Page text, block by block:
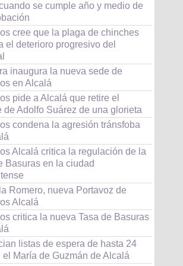
se cumple año y medio de
cree que la plaga de chinches
el deterioro progresivo del
inaugura la nueva sede de
en Alcalá
pide a Alcalá que retire el
de Adolfo Suárez de una glorieta
condena la agresión tránsfoba
Alcalá critica la regulación de la
Basuras en la ciudad
Romero, nueva Portavoz de
Alcalá
critica la nueva Tasa de Basuras
listas de espera de hasta 24
el María de Guzmán de Alcalá